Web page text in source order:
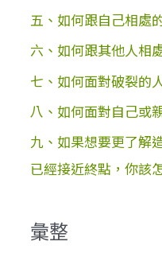
五、如何跟自己相處
六、如何跟其他人相
七、如何面對破裂的
八、如何面對自己或
九、如果想要更了解
已經接近終點，你該
彙整